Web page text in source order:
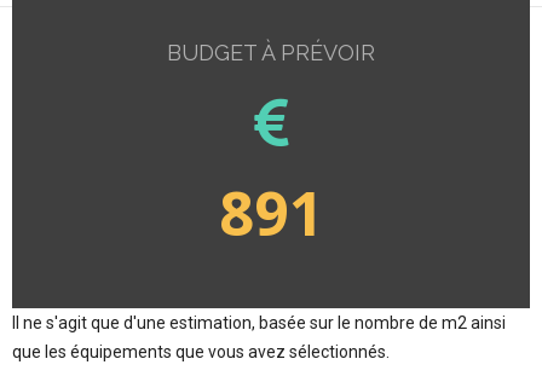
BUDGET À PRÉVOIR
891
Il ne s'agit que d'une estimation, basée sur le nombre de m2 ainsi
que les équipements que vous avez sélectionnés.